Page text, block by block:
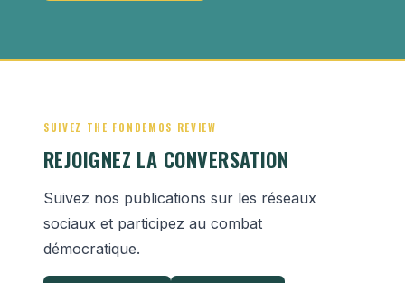
SUIVEZ THE FONDEMOS REVIEW
REJOIGNEZ LA CONVERSATION
Suivez nos publications sur les réseaux
sociaux et participez au combat
démocratique.